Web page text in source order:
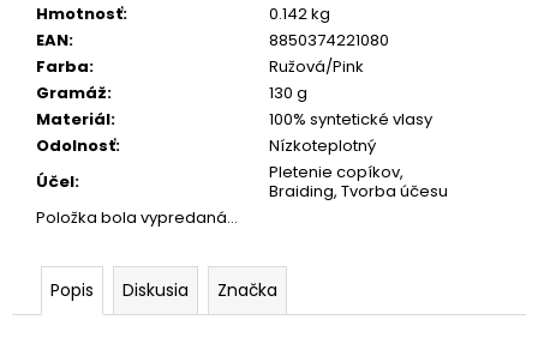
Hmotnosť:
0.142 kg
EAN:
8850374221080
Farba:
Ružová/Pink
Gramáž:
130 g
Materiál:
100% syntetické vlasy
Odolnosť:
Nízkoteplotný
Účel:
Pletenie copíkov,
Braiding, Tvorba účesu
Položka bola vypredaná…
Popis Diskusia Značka